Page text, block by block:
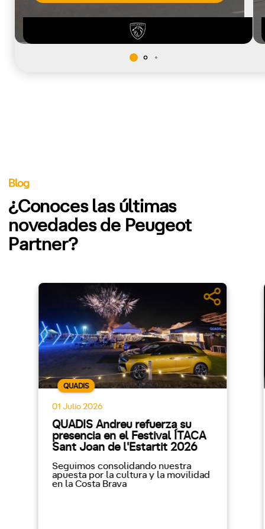
Blog
¿Conoces las últimas
novedades de Peugeot
Partner?
QUADIS
01 Julio 2026
QUADIS Andreu refuerza su
presencia en el Festival ÍTACA
Sant Joan de l'Estartit 2026
Seguimos consolidando nuestra
apuesta por la cultura y la movilidad
en la Costa Brava